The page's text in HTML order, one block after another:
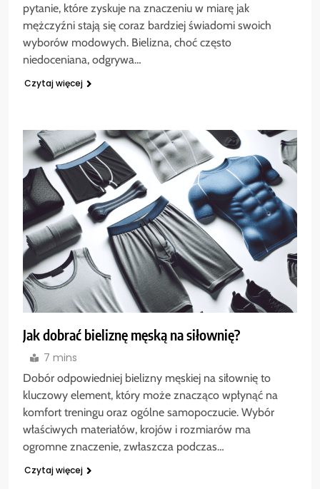
pytanie, które zyskuje na znaczeniu w miarę jak
mężczyźni stają się coraz bardziej świadomi swoich
wyborów modowych. Bielizna, choć często
niedoceniana, odgrywa…
Czytaj więcej
Jak dobrać bieliznę męską na siłownię?
7 mins
Dobór odpowiedniej bielizny męskiej na siłownię to
kluczowy element, który może znacząco wpłynąć na
komfort treningu oraz ogólne samopoczucie. Wybór
właściwych materiałów, krojów i rozmiarów ma
ogromne znaczenie, zwłaszcza podczas…
Czytaj więcej